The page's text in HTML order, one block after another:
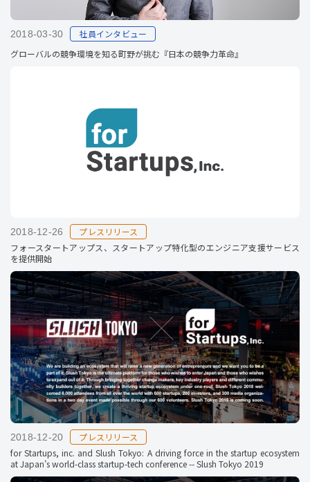
2018-03-30
社員インタビュー
グローバルの競争環境を知る町野が挑む『日本の競争力革命』
2018-12-26
プレスリリース
フォースタートアップス、スタートアップ特化型のエンジニア支援サービス
を提供開始
2018-12-20
プレスリリース
for Startups, inc. and Slush Tokyo: A driving force in the startup ecosystem
at Japan’s world-class startup-tech conference -- Slush Tokyo 2019